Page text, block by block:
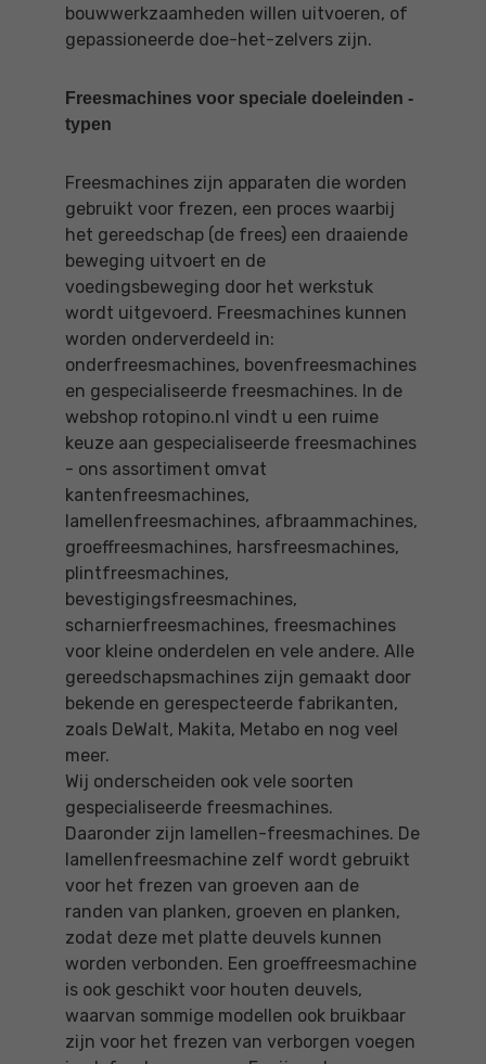
bouwwerkzaamheden willen uitvoeren, of
gepassioneerde doe-het-zelvers zijn.
Freesmachines voor speciale doeleinden -
typen
Freesmachines zijn apparaten die worden
gebruikt voor frezen, een proces waarbij
het gereedschap (de frees) een draaiende
beweging uitvoert en de
voedingsbeweging door het werkstuk
wordt uitgevoerd. Freesmachines kunnen
worden onderverdeeld in:
onderfreesmachines, bovenfreesmachines
en gespecialiseerde freesmachines. In de
webshop rotopino.nl vindt u een ruime
keuze aan gespecialiseerde freesmachines
- ons assortiment omvat
kantenfreesmachines,
lamellenfreesmachines, afbraammachines,
groeffreesmachines, harsfreesmachines,
plintfreesmachines,
bevestigingsfreesmachines,
scharnierfreesmachines, freesmachines
voor kleine onderdelen en vele andere. Alle
gereedschapsmachines zijn gemaakt door
bekende en gerespecteerde fabrikanten,
zoals DeWalt, Makita, Metabo en nog veel
meer.
Wij onderscheiden ook vele soorten
gespecialiseerde freesmachines.
Daaronder zijn lamellen-freesmachines. De
lamellenfreesmachine zelf wordt gebruikt
voor het frezen van groeven aan de
randen van planken, groeven en planken,
zodat deze met platte deuvels kunnen
worden verbonden. Een groeffreesmachine
is ook geschikt voor houten deuvels,
waarvan sommige modellen ook bruikbaar
zijn voor het frezen van verborgen voegen